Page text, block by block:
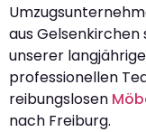
aus
unserer
professionellen
reibungslosen
nach Freiburg.